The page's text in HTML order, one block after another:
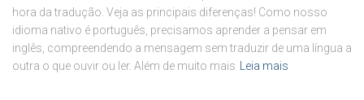
hora da tradução. Veja as principais diferenças! Como nosso
idioma nativo é português, precisamos aprender a pensar em
inglês, compreendendo a mensagem sem traduzir de uma língua a
outra o que ouvir ou ler. Além de muito mais
Leia mais